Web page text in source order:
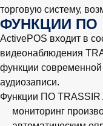
торговую систему,
ФУНКЦИИ ПО
ActivePOS входит в
видеонаблюдения
функции
аудиозаписи.
Функции ПО TRASSIR
мониторинг